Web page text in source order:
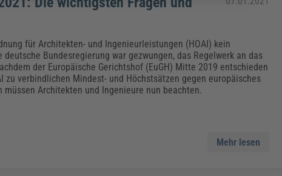
für Architekten- und Ingenieurleistungen (HOAI) kein
Bundesregierung war gezwungen, das Regelwerk an das
der Europäische Gerichtshof (EuGH) Mitte 2019 entschieden
zu verbindlichen Mindest- und Höchstsätzen gegen europäisches
müssen Architekten und Ingenieure nun beachten.
Mehr lesen